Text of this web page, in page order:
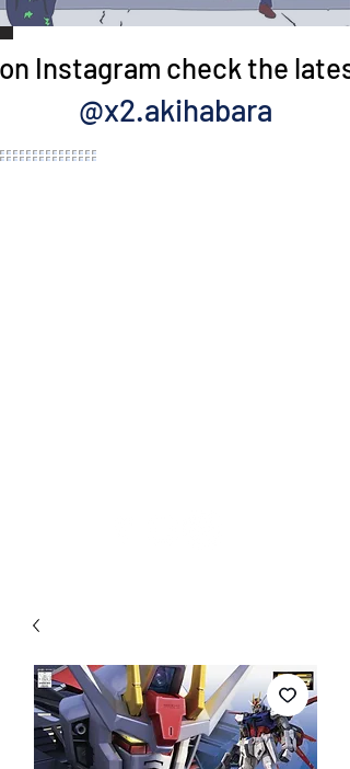
WECHAT 微信諮詢
Instagram check the
@x2.akihabara